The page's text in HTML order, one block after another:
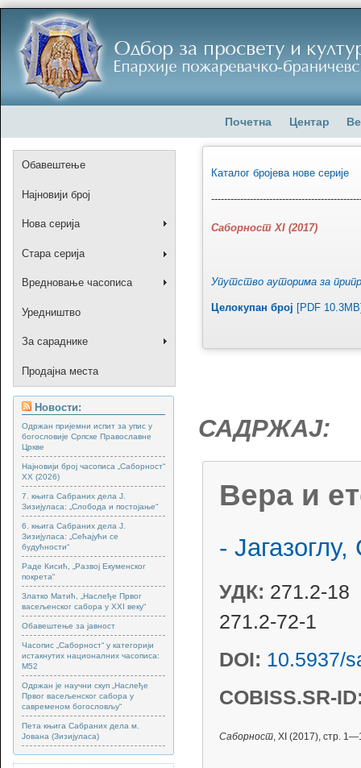
Почетна Центар
Обавештење
Најновији број
Нова серија
Стара серија
Вредновање часописа
Уредништво
За сараднике
Продајна места
Новости:
Одржан пријемни испит за упис у
богословије Српске Православне
Цркве
Најновији број часописа „Саборност“
XX (2026)
7. књига Сабраних дела Ј.
Зизијуласа: „Слобода и постојање“
6. књига Сабраних дела Ј.
Зизијуласа: „Сећајући се
будућности“
Раде Кисић, „Развој Екуменског
покрета“
Златко Матић, „Наслеђе Првог
васељенског сабора у XXI веку“
Обавештење за јавност
Часопис „Саборност“ у категорији
истакнутих националних часописа:
М52
Одржан је научни скуп „Наслеђе
Првог васељенског сабора у
савременом богословљу“
Пета књига Сабраних дела м.
Јована (Зизијуласа)
Каталог бројева нове серије
Саборност XI (2017)
Упутство ауторима за
Целокупан број [PDF
САДРЖАЈ:
Вера и
-
УДК: 271.2-18
271.2-72-1
DOI: 10.5937/
COBISS.SR-
Саборност , XI (2017), стр.